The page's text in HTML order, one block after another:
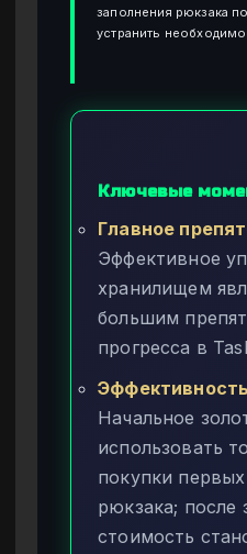
заполнения рюкзака
устранить
Ключевые
Главное
Эффективное
хранилищем
большим
прогресса в
Начальное
использовать
покупки
рюкзака; после
стоимость